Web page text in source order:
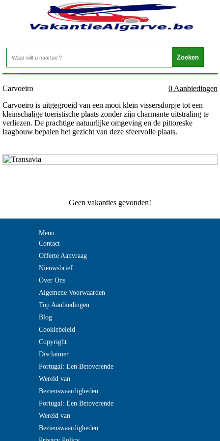
Portugal - Algarve - Carvoeiro
Home>
Carvoeiro
0 Aanbiedingen
Carvoeiro is uitgegroeid van een mooi klein vissersdorpje tot een
kleinschalige toeristische plaats zonder zijn charmante uitstraling te
verliezen. De prachtige natuurlijke omgeving en de pittoreske
laagbouw bepalen het gezicht van deze sfeervolle plaats.
Geen vakanties gevonden!
Menu
Contact
Offerte Aanvraag
Nieuwsbrief
Over Ons
Algemene Voorwaarden
Top Aanbiedingen
Blog
Cookiebeleid
Copyright
Disclaimer
Portugal: Een Betoverende
Wereld van
Bezienswaardigheden
Portugal: Een Betoverende
Wereld van
Bezienswaardigheden